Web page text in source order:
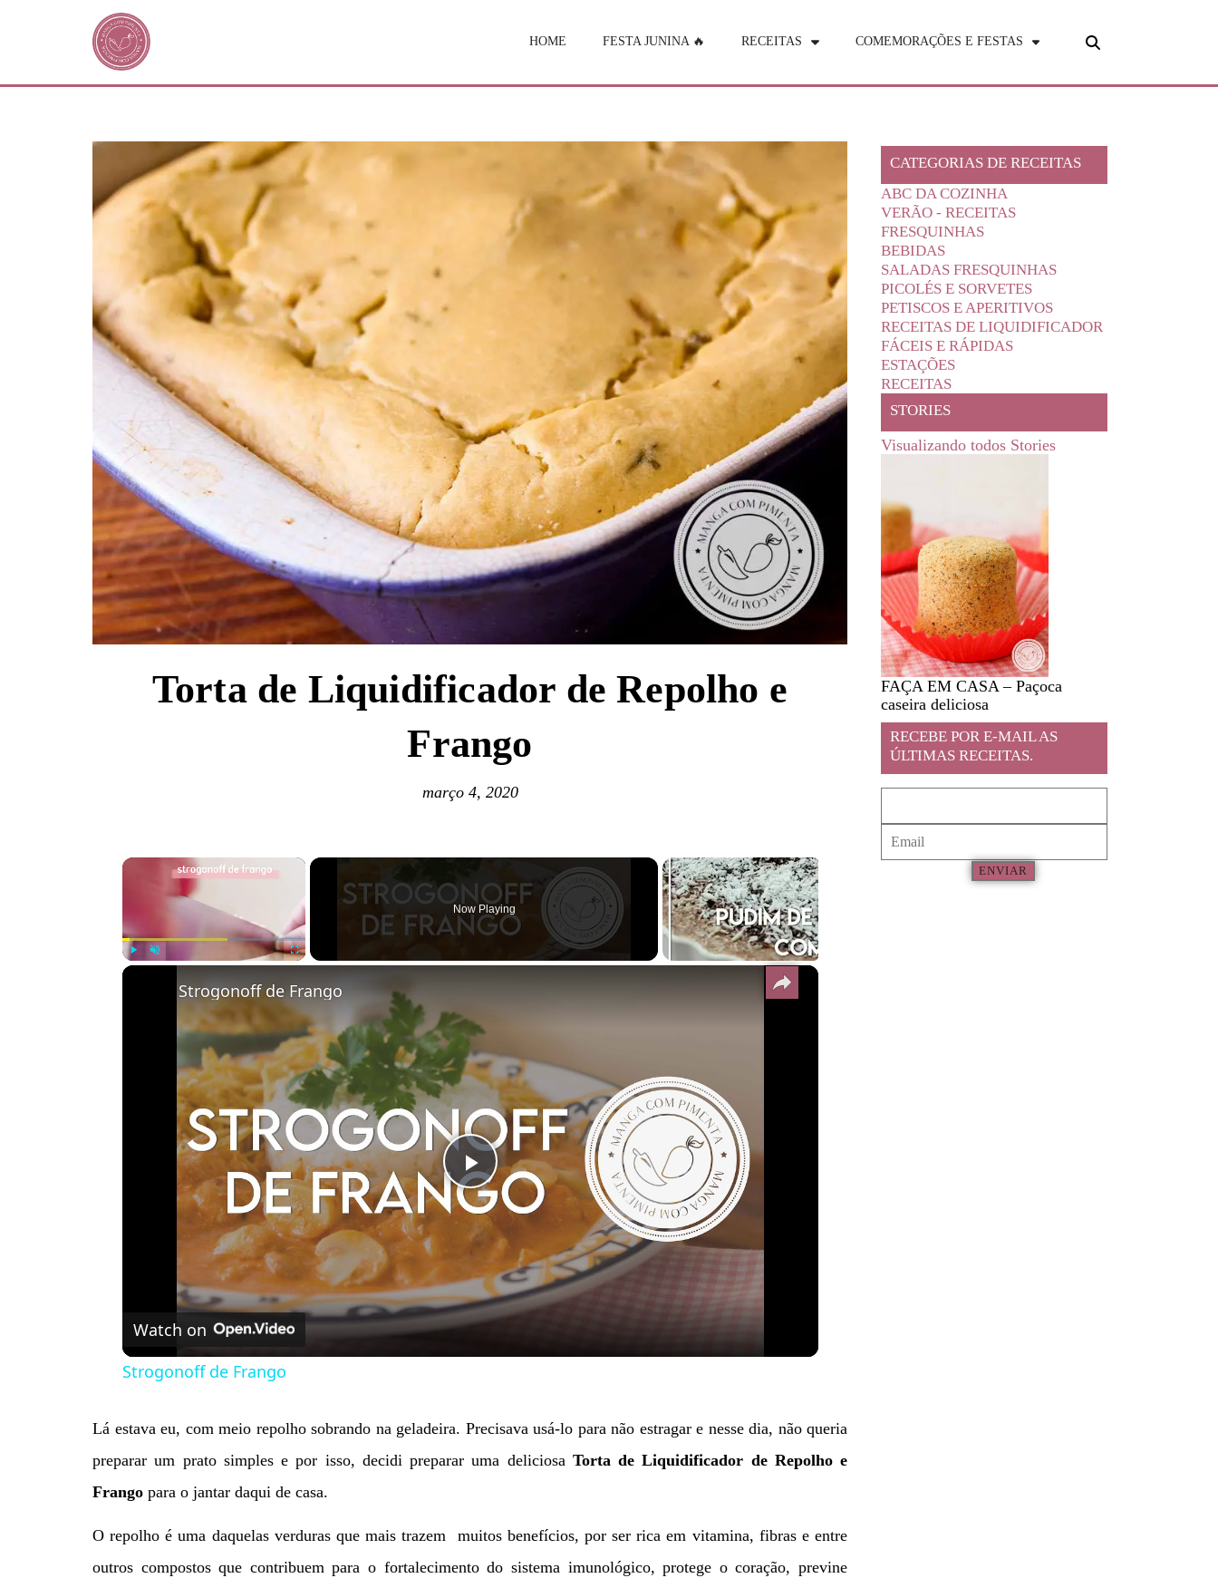
HOME FESTA JUNINA 🔥 RECEITAS COMEMORAÇÕES E FESTAS
Torta de Liquidificador de Repolho e
Frango
março 4, 2020
×
Now Playing
×
Play
Video
Strogonoff de Frango
Watch on
Strogonoff de Frango
Lá estava eu, com meio repolho sobrando na geladeira. Precisava usá-lo para não estragar e nesse dia, não queria
preparar um prato simples e por isso, decidi preparar uma deliciosa Torta de Liquidificador de Repolho e
Frango para o jantar daqui de casa.
O repolho é uma daquelas verduras que mais trazem muitos benefícios, por ser rica em vitamina, fibras e entre
outros compostos que contribuem para o fortalecimento do sistema imunológico, protege o coração, previne
CATEGORIAS DE RECEITAS
ABC DA COZINHA
VERÃO - RECEITAS
FRESQUINHAS
BEBIDAS
SALADAS FRESQUINHAS
PICOLÉS E SORVETES
PETISCOS E APERITIVOS
RECEITAS DE LIQUIDIFICADOR
FÁCEIS E RÁPIDAS
ESTAÇÕES
RECEITAS
STORIES
Visualizando todos Stories
FAÇA EM CASA – Paçoca
caseira deliciosa
RECEBE POR E-MAIL AS
ÚLTIMAS RECEITAS.
ENVIAR